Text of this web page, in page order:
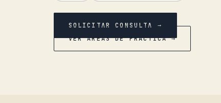
SOLICITAR CONSULTA →
VER ÁREAS DE PRÁCTICA →